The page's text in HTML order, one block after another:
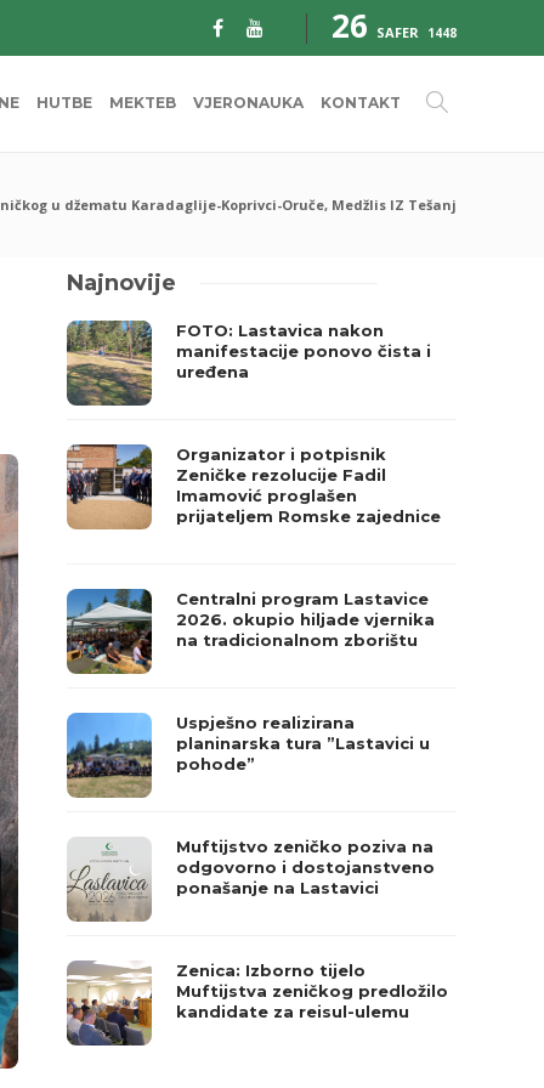
26 SAFER 1448
HUTBE MEKTEB VJERONAUKA KONTAKT
u džematu Karadaglije-Koprivci-Oruče, Medžlis IZ Tešanj
Najnovije
FOTO: Lastavica nakon
manifestacije ponovo čista i
uređena
Organizator i potpisnik
Zeničke rezolucije Fadil
Imamović proglašen
prijateljem Romske zajednice
Centralni program Lastavice
2026. okupio hiljade vjernika
na tradicionalnom zborištu
Uspješno realizirana
planinarska tura ”Lastavici u
pohode”
Muftijstvo zeničko poziva na
odgovorno i dostojanstveno
ponašanje na Lastavici
Zenica: Izborno tijelo
Muftijstva zeničkog predložilo
kandidate za reisul-ulemu